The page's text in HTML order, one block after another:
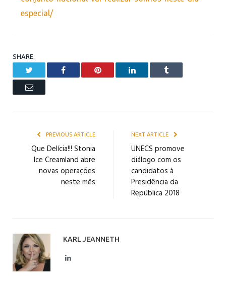
especial/
SHARE.
Facebook Pinterest LinkedIn Tumblr
Email
PREVIOUS ARTICLE
Que Delícia!!! Stonia
Ice Creamland abre
novas operações
neste mês
NEXT ARTICLE
UNECS promove
diálogo com os
candidatos à
Presidência da
República 2018
KARL JEANNETH
LinkedIn